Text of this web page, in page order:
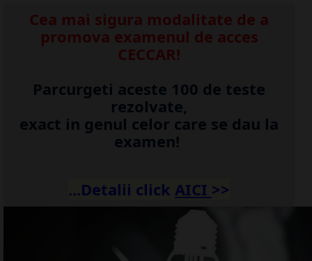
Cea mai sigura modalitate de a
promova examenul de acces
CECCAR!
Parcurgeti aceste 100 de teste
rezolvate,
exact in genul celor care se dau la
examen!
...Detalii click AICI >>